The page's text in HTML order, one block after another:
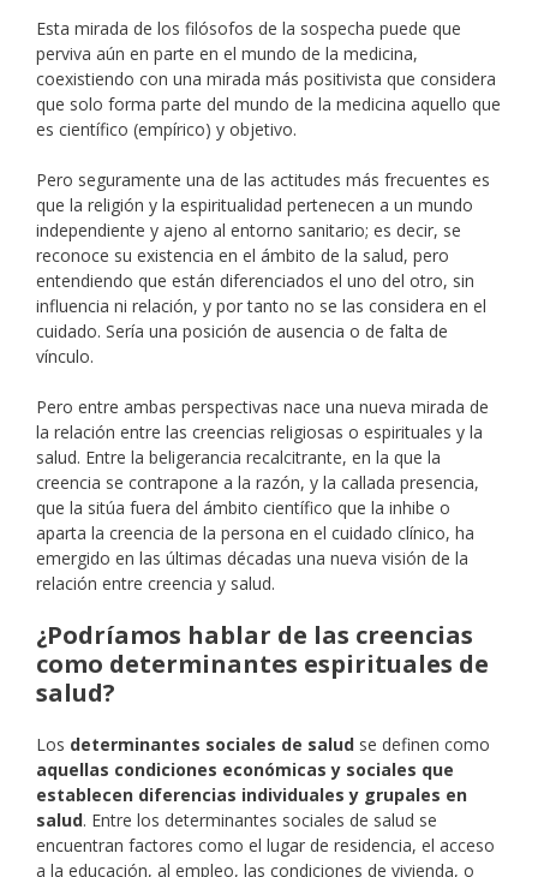
Esta mirada de los filósofos de la sospecha puede que
perviva aún en parte en el mundo de la medicina,
coexistiendo con una mirada más positivista que considera
que solo forma parte del mundo de la medicina aquello que
es científico (empírico) y objetivo.
Pero seguramente una de las actitudes más frecuentes es
que la religión y la espiritualidad pertenecen a un mundo
independiente y ajeno al entorno sanitario; es decir, se
reconoce su existencia en el ámbito de la salud, pero
entendiendo que están diferenciados el uno del otro, sin
influencia ni relación, y por tanto no se las considera en el
cuidado. Sería una posición de ausencia o de falta de
vínculo.
Pero entre ambas perspectivas nace una nueva mirada de
la relación entre las creencias religiosas o espirituales y la
salud. Entre la beligerancia recalcitrante, en la que la
creencia se contrapone a la razón, y la callada presencia,
que la sitúa fuera del ámbito científico que la inhibe o
aparta la creencia de la persona en el cuidado clínico, ha
emergido en las últimas décadas una nueva visión de la
relación entre creencia y salud.
¿Podríamos hablar de las creencias
como determinantes espirituales de
salud?
Los determinantes sociales de salud se definen como
aquellas condiciones económicas y sociales que
establecen diferencias individuales y grupales en
salud. Entre los determinantes sociales de salud se
encuentran factores como el lugar de residencia, el acceso
a la educación, al empleo, las condiciones de vivienda, o